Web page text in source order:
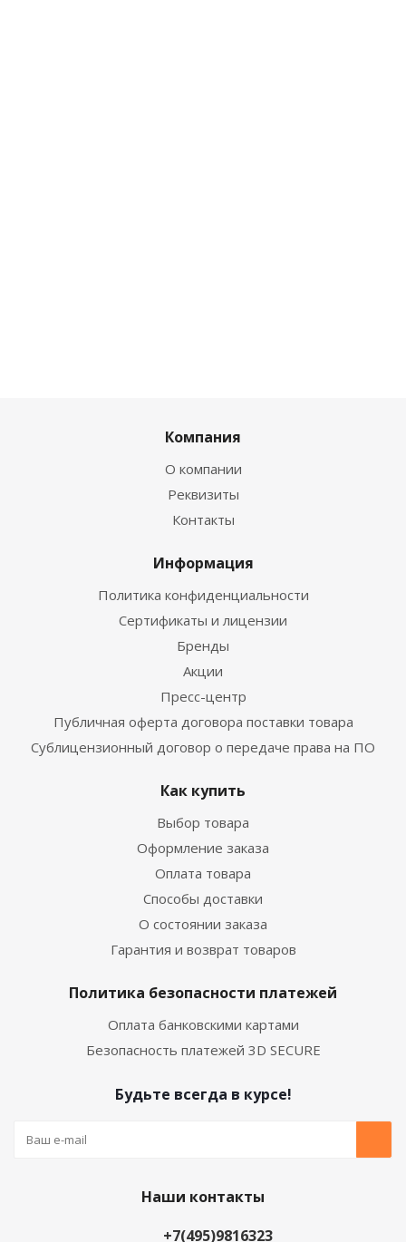
Компания
О компании
Реквизиты
Контакты
Информация
Политика конфиденциальности
Сертификаты и лицензии
Бренды
Акции
Пресс-центр
Публичная оферта договора поставки товара
Сублицензионный договор о передаче права на ПО
Как купить
Выбор товара
Оформление заказа
Оплата товара
Способы доставки
О состоянии заказа
Гарантия и возврат товаров
Политика безопасности платежей
Оплата банковскими картами
Безопасность платежей 3D SECURE
Будьте всегда в курсе!
Наши контакты
+7(495)9816323